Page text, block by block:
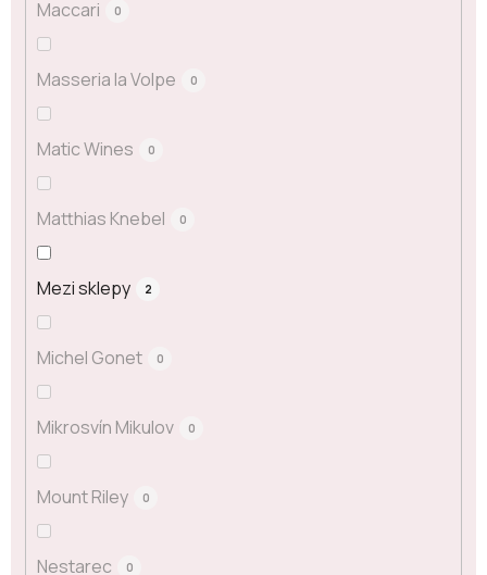
Maccari 0
Masseria la Volpe 0
Matic Wines 0
Matthias Knebel 0
Mezi sklepy 2
Michel Gonet 0
Mikrosvín Mikulov 0
Mount Riley 0
Nestarec 0